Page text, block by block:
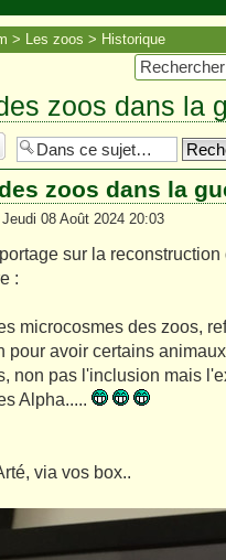
Les zoos Historique
zoos dans la
zoos dans la
08 Août 2024 20:03
sur la
:
microcosmes des zoos,
pour avoir certains
non pas l'inclusion mais
Alpha.....
via vos box..